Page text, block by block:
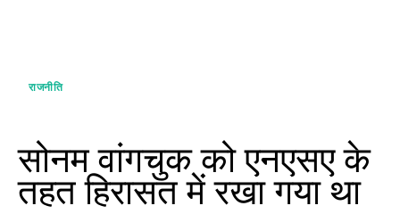
राजनीति
सोनम वांगचुक को एनएसए के
तहत हिरासत में रखा गया था